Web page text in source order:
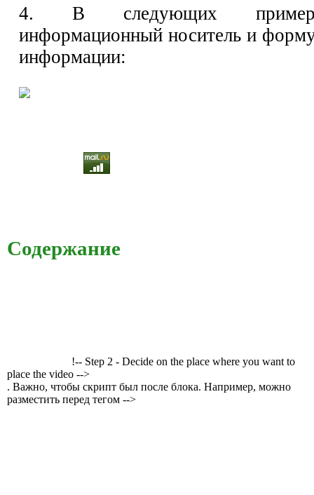
4. В следующих
информационный носитель и
информации:
Содержание
!-- Step 2 - Decide on the place where you want to
place the video -->
. Важно, чтобы скрипт был после блока. Например, можно
разместить перед тегом -->